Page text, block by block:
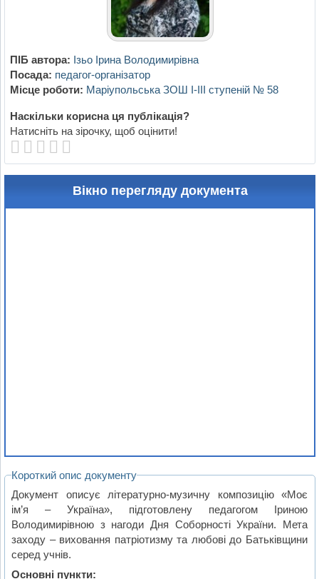
ПІБ автора: Ізьо Ірина Володимирівна
Посада: педагог-організатор
Місце роботи: Маріупольська ЗОШ І-ІІІ ступеній № 58
Наскільки корисна ця публікація?
Натисніть на зірочку, щоб оцінити!
Вікно перегляду документа
Короткий опис документу
Документ описує літературно-музичну композицію «Моє
ім’я – Україна», підготовлену педагогом Іриною
Володимирівною з нагоди Дня Соборності України. Мета
заходу – виховання патріотизму та любові до Батьківщини
серед учнів.
Основні пункти: